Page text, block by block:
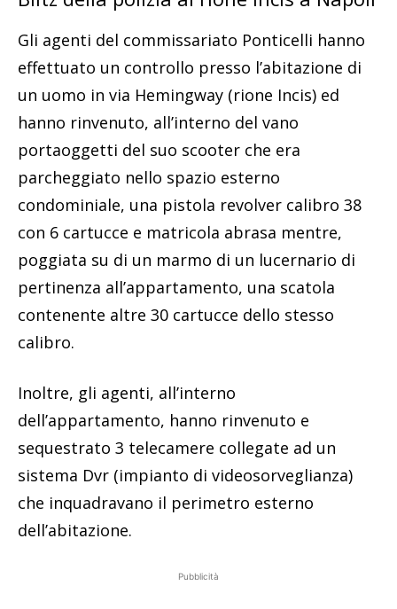
Gli agenti del commissariato Ponticelli hanno
effettuato un controllo presso l’abitazione di
un uomo in via Hemingway (rione Incis) ed
hanno rinvenuto, all’interno del vano
portaoggetti del suo scooter che era
parcheggiato nello spazio esterno
condominiale, una pistola revolver calibro 38
con 6 cartucce e matricola abrasa mentre,
poggiata su di un marmo di un lucernario di
pertinenza all’appartamento, una scatola
contenente altre 30 cartucce dello stesso
calibro.
Inoltre, gli agenti, all’interno
dell’appartamento, hanno rinvenuto e
sequestrato 3 telecamere collegate ad un
sistema Dvr (impianto di videosorveglianza)
che inquadravano il perimetro esterno
dell’abitazione.
Pubblicità